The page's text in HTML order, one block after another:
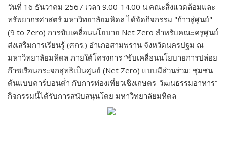
วันที่ 16 ธันวาคม 2567 เวลา 9.00-14.00 น.คณะสิ่งแวดล้อมและ
ทรัพยากรศาสตร์ มหาวิทยาลัยมหิดล ได้จัดกิจกรรม "ก้าวสู่ศูนย์"
(9 to Zero) การขับเคลื่อนนโยบาย Net Zero สำหรับคณะครูศูนย์
ส่งเสริมการเรียนรู้ (ศกร.) อำเภอสามพราน จังหวัดนครปฐม ณ
มหาวิทยาลัยมหิดล ภายใต้โครงการ “ขับเคลื่อนนโยบายการปล่อย
ก๊าซเรือนกระจกสุทธิเป็นศูนย์ (Net Zero) แบบมีส่วนร่วม: ชุมชน
ต้นแบบคาร์บอนต่ำ กับการท่องเที่ยวเชิงเกษตร-วัฒนธรรมอาหาร”
กิจกรรมนี้ได้รับการสนับสนุนโดย มหาวิทยาลัยมหิดล